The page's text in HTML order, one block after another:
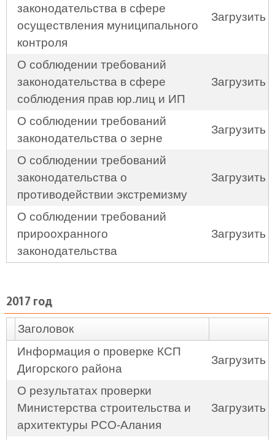
законодательства в сфере
осуществления муниципального
контроля
Загрузить
О соблюдении требований
законодательства в сфере
соблюдения прав юр.лиц и ИП
Загрузить
О соблюдении требований
законодательства о зерне
Загрузить
О соблюдении требований
законодательства о
противодействии экстремизму
Загрузить
О соблюдении требований
прироохранного
законодательства
Загрузить
2017 год
Заголовок
Информация о проверке КСП
Дигорского района
Загрузить
О результатах проверки
Министерства строительства и
архитектуры РСО-Алания
Загрузить